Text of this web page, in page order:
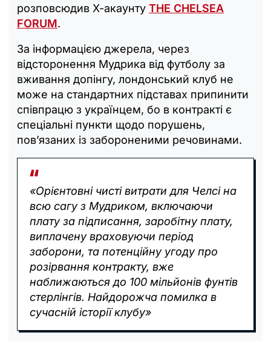
розповсюдив Х-акаунту THE CHELSEA
FORUM.
За інформацією джерела, через
відсторонення Мудрика від футболу за
вживання допінгу, лондонський клуб не
може на стандартних підставах припинити
співпрацю з українцем, бо в контракті є
спеціальні пункти щодо порушень,
пов’язаних із забороненими речовинами.
«Орієнтовні чисті витрати для Челсі на
всю сагу з Мудриком, включаючи
плату за підписання, заробітну плату,
виплачену враховуючи період
заборони, та потенційну угоду про
розірвання контракту, вже
наближаються до 100 мільйонів фунтів
стерлінгів. Найдорожча помилка в
сучасній історії клубу»